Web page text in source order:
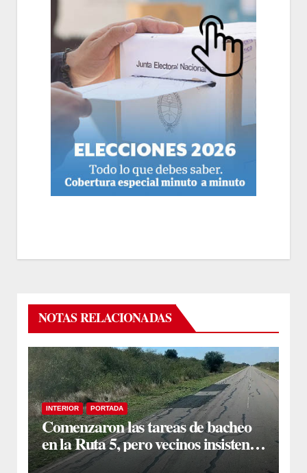
NOTAS RELACIONADAS
INTERIOR PORTADA
Comenzaron las tareas de bacheo
en la Ruta 5, pero vecinos insisten
en un reclamo integral